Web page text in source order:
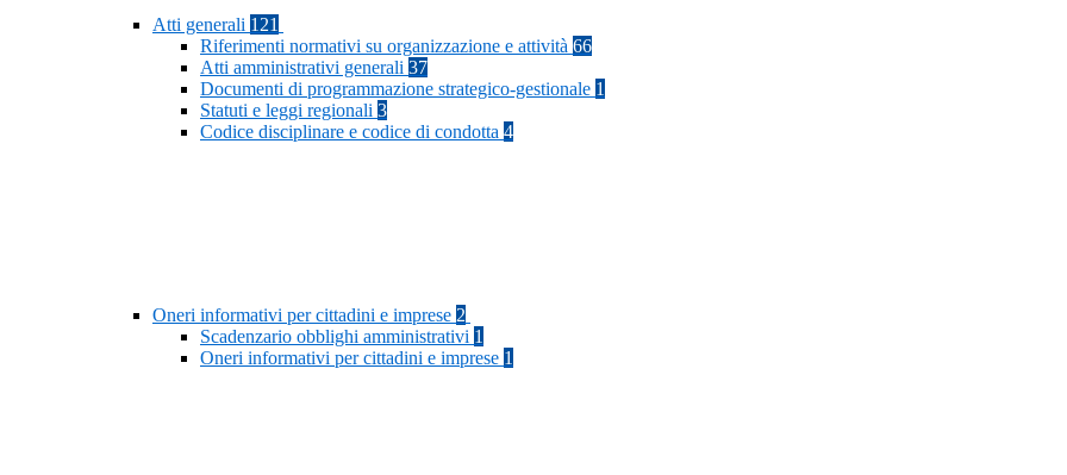
Atti generali 121
Riferimenti normativi su organizzazione e attività 66
Atti amministrativi generali 37
Documenti di programmazione strategico-gestionale 1
Statuti e leggi regionali 3
Codice disciplinare e codice di condotta 4
Oneri informativi per cittadini e imprese 2
Scadenzario obblighi amministrativi 1
Oneri informativi per cittadini e imprese 1